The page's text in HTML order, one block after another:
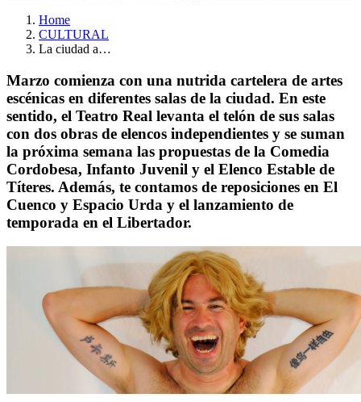
Home
CULTURAL
La ciudad a…
Marzo comienza con una nutrida cartelera de artes
escénicas en diferentes salas de la ciudad. En este
sentido, el Teatro Real levanta el telón de sus salas
con dos obras de elencos independientes y se suman
la próxima semana las propuestas de la Comedia
Cordobesa, Infanto Juvenil y el Elenco Estable de
Títeres. Además, te contamos de reposiciones en El
Cuenco y Espacio Urda y el lanzamiento de
temporada en el Libertador.